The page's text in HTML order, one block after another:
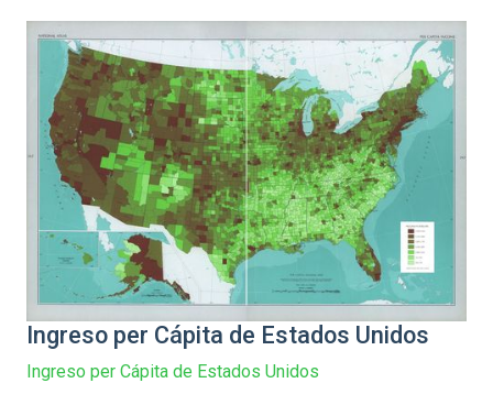
Ingreso per Cápita de Estados Unidos
Ingreso per Cápita de Estados Unidos